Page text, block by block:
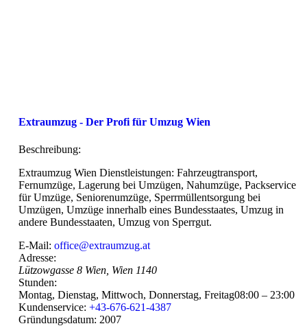
Extraumzug - Der Profi für Umzug Wien
Beschreibung:
Extraumzug Wien Dienstleistungen: Fahrzeugtransport,
Fernumzüge, Lagerung bei Umzügen, Nahumzüge, Packservice
für Umzüge, Seniorenumzüge, Sperrmüllentsorgung bei
Umzügen, Umzüge innerhalb eines Bundesstaates, Umzug in
andere Bundesstaaten, Umzug von Sperrgut.
E-Mail: office@extraumzug.at
Adresse:
Lützowgasse 8 Wien Wien 1140
Stunden:
Montag, Dienstag, Mittwoch, Donnerstag, Freitag08:00 – 23:00
Kundenservice: +43-676-621-4387
Gründungsdatum: 2007